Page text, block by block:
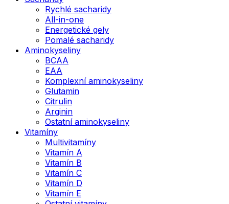
Rychlé sacharidy
All-in-one
Energetické gely
Pomalé sacharidy
Aminokyseliny
BCAA
EAA
Komplexní aminokyseliny
Glutamin
Citrulin
Arginin
Ostatní aminokyseliny
Vitamíny
Multivitamíny
Vitamín A
Vitamín B
Vitamín C
Vitamín D
Vitamín E